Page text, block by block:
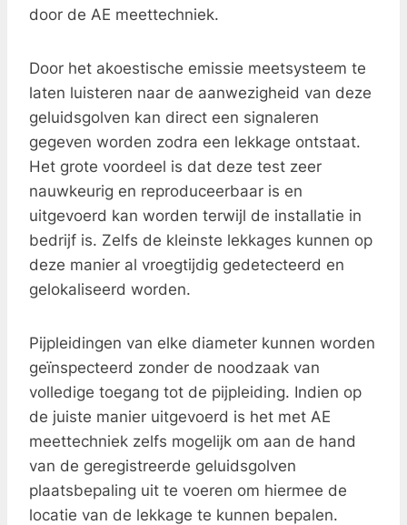
door de AE meettechniek.
Door het akoestische emissie meetsysteem te
laten luisteren naar de aanwezigheid van deze
geluidsgolven kan direct een signaleren
gegeven worden zodra een lekkage ontstaat.
Het grote voordeel is dat deze test zeer
nauwkeurig en reproduceerbaar is en
uitgevoerd kan worden terwijl de installatie in
bedrijf is. Zelfs de kleinste lekkages kunnen op
deze manier al vroegtijdig gedetecteerd en
gelokaliseerd worden.
Pijpleidingen van elke diameter kunnen worden
geïnspecteerd zonder de noodzaak van
volledige toegang tot de pijpleiding. Indien op
de juiste manier uitgevoerd is het met AE
meettechniek zelfs mogelijk om aan de hand
van de geregistreerde geluidsgolven
plaatsbepaling uit te voeren om hiermee de
locatie van de lekkage te kunnen bepalen.